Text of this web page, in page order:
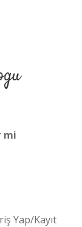
mi
Yap/Kayıt